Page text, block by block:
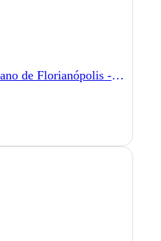
Terminal Urbano de Florianópolis - Florianópolis - SC